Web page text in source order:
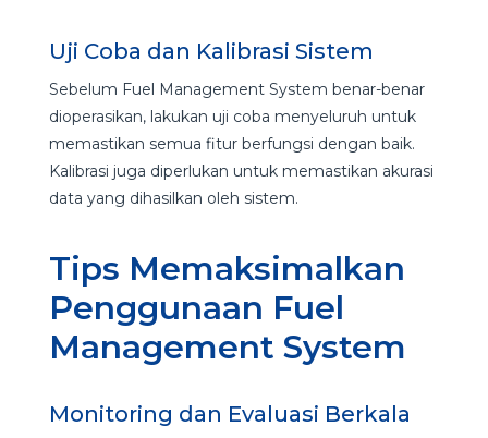
Uji Coba dan Kalibrasi Sistem
Sebelum Fuel Management System benar-benar
dioperasikan, lakukan uji coba menyeluruh untuk
memastikan semua fitur berfungsi dengan baik.
Kalibrasi juga diperlukan untuk memastikan akurasi
data yang dihasilkan oleh sistem.
Tips Memaksimalkan
Penggunaan Fuel
Management System
Monitoring dan Evaluasi Berkala